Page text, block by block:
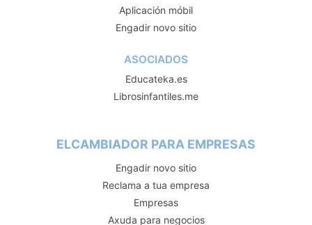
Aplicación móbil
Engadir novo sitio
ASOCIADOS
Educateka.es
Librosinfantiles.me
ELCAMBIADOR PARA EMPRESAS
Engadir novo sitio
Reclama a tua empresa
Empresas
Axuda para negocios